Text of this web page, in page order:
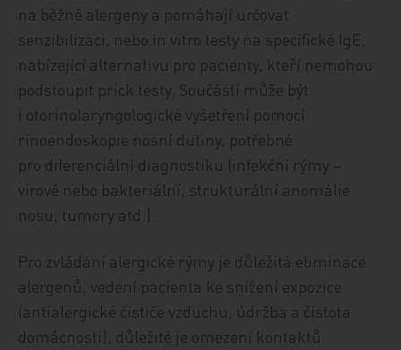
na běžné alergeny a pomáhají určovat
senzibilizaci, nebo in vitro testy na specifické IgE,
nabízející alternativu pro pacienty, kteří nemohou
podstoupit prick testy. Součástí může být
i otorinolaryngologické vyšetření pomocí
rinoendoskopie nosní dutiny, potřebné
pro diferenciální diagnostiku (infekční rýmy –
virové nebo bakteriální, strukturální anomálie
nosu, tumory atd.).
Pro zvládání alergické rýmy je důležitá eliminace
alergenů, vedení pacienta ke snížení expozice
(antialergické čističe vzduchu, údržba a čistota
domácnosti), důležité je omezení kontaktů